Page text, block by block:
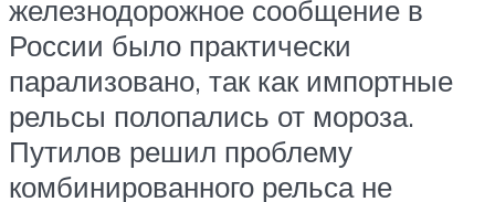
железнодорожное сообщение в
России было практически
парализовано, так как импортные
рельсы полопались от мороза.
Путилов решил проблему
комбинированного рельса не